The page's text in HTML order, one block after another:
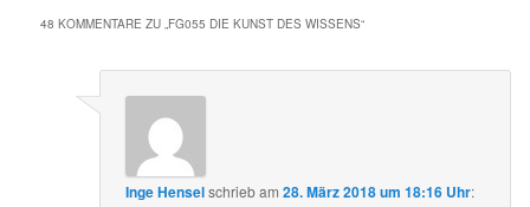
48 KOMMENTARE ZU „FG055 DIE KUNST DES WISSENS“
Inge Henselschriebam28. März 2018 um 18:16 Uhr: